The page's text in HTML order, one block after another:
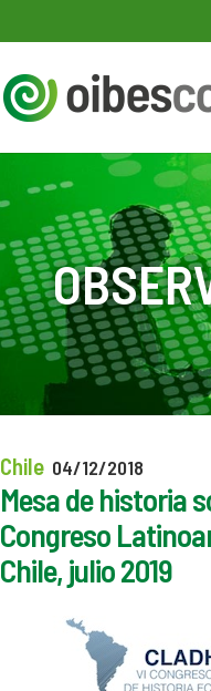
Chile 04/12/2018
Mesa de historia
Congreso
Chile, julio 2019